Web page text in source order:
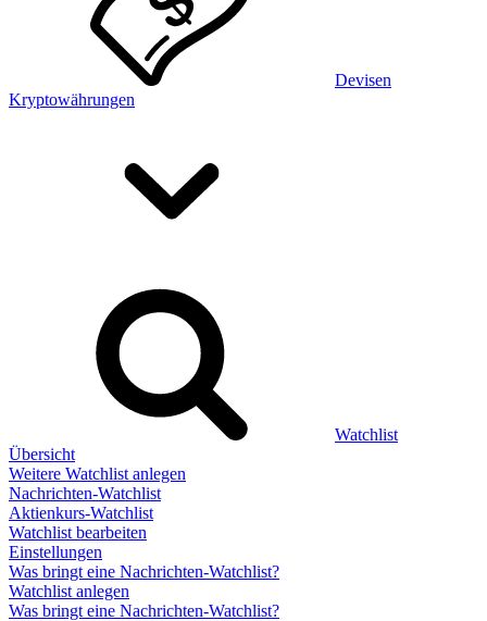
Devisen
Kryptowährungen
Watchlist
Übersicht
Weitere Watchlist anlegen
Nachrichten-Watchlist
Aktienkurs-Watchlist
Watchlist bearbeiten
Einstellungen
Was bringt eine Nachrichten-Watchlist?
Watchlist anlegen
Was bringt eine Nachrichten-Watchlist?